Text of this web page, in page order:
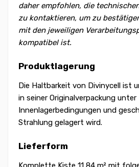
daher empfohlen, die
zu kontaktieren, um zu
mit den jeweiligen
kompatibel ist.
Produktlagerung
Die Haltbarkeit von Divinycell ist
in seiner Originalverpackung unter
Innenlagerbedingungen und
Strahlung gelagert wird.
Lieferform